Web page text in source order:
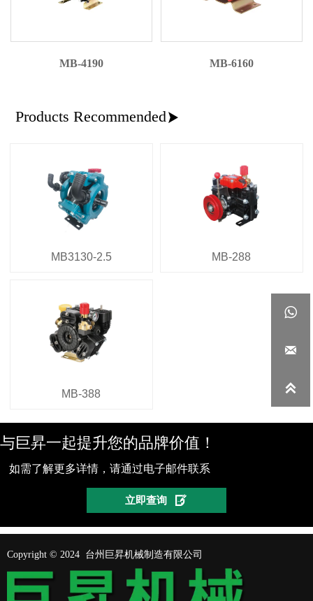
MB-4190 MB-6160
Products Recommended
MB3130-2.5 MB-288
MB-388
与巨昇一起提升您的品牌价值！
如需了解更多详情，请通过电子邮件联系
立即查询 
Copyright © 2024 台州巨昇机械制造有限公司


